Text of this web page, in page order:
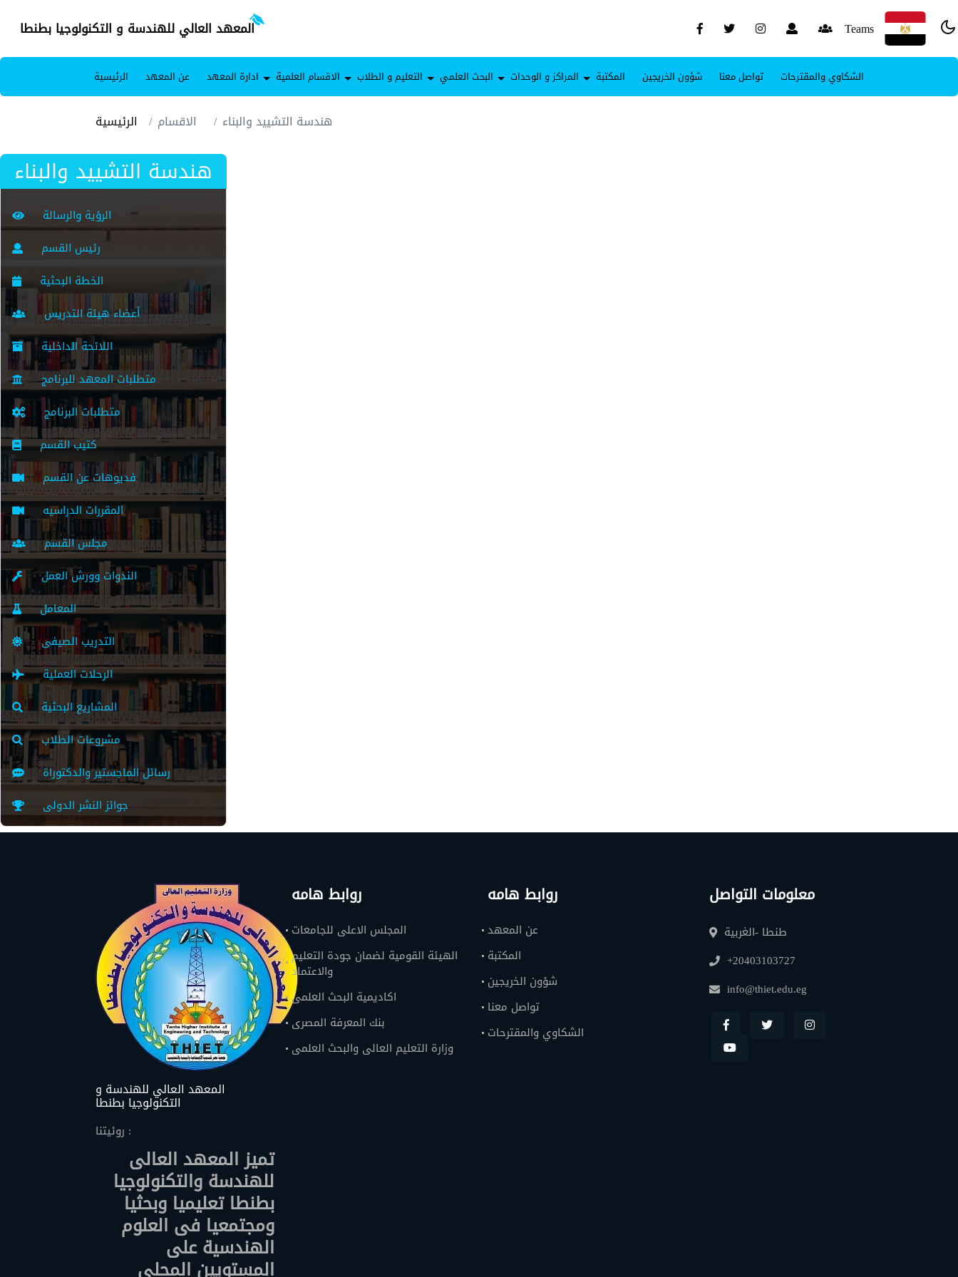
المعهد العالي للهندسة و التكنولوجيا بطنطا Teams
الرئيسية عن المعهد ادارة المعهد الاقسام العلمية التعليم و الطلاب البحث العلمي المراكز و الوحدات المكتبة شؤون الخريجين تواصل معنا الشكاوي والمقترحات
الرئيسية الاقسام هندسة التشييد والبناء
هندسة التشييد والبناء
الرؤية والرسالة
رئيس القسم
الخطة البحثية
أعضاء هيئة التدريس
اللائحة الداخلية
متطلبات المعهد للبرنامج
متطلبات البرنامج
كتيب القسم
فديوهات عن القسم
المقررات الدراسيه
مجلس القسم
الندوات وورش العمل
المعامل
التدريب الصيفى
الرحلات العملية
المشاريع البحثية
مشروعات الطلاب
رسائل الماجستير والدكتوراة
جوائز النشر الدولى
المعهد العالي للهندسة و
التكنولوجيا بطنطا
روئيتنا :
للهندسة والتكنولوجيا
بطنطا تعليميا وبحثيا
ومجتمعيا فى العلوم
الهندسية على
المستويين المحلى
روابط هامه
المجلس الاعلى للجامعات
الهيئة القومية لضمان جودة التعليم
والاعتماد
اكاديمية البحث العلمى
بنك المعرفة المصرى
وزارة التعليم العالى والبحث العلمى
روابط هامه
عن المعهد
المكتبة
شؤون الخريجين
تواصل معنا
الشكاوي والمقترحات
معلومات التواصل
طنطا -الغربية
+20403103727
info@thiet.edu.eg